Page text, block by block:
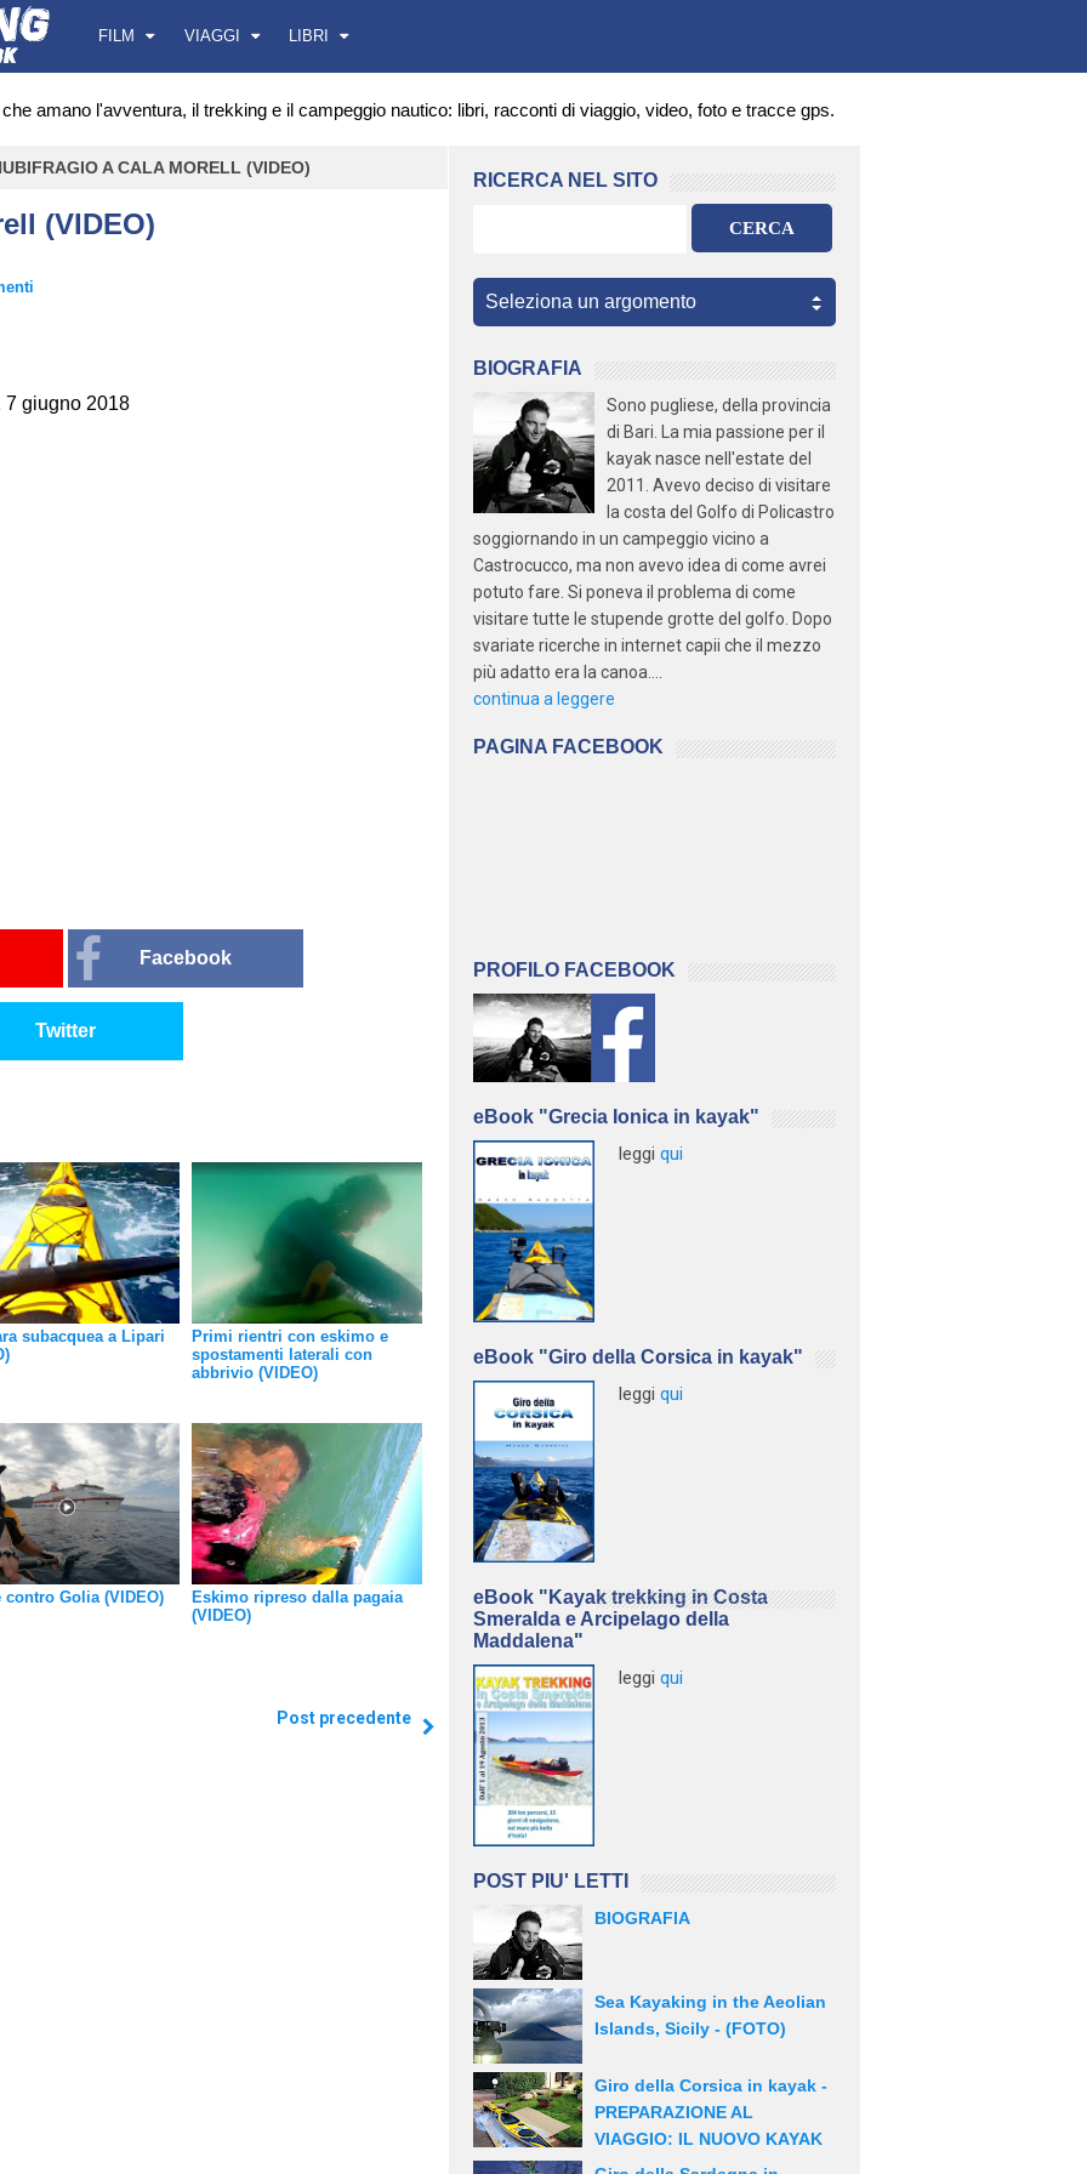
FILM VIAGGI LIBRI
amano l'avventura, il trekking e il campeggio nautico: libri, racconti di viaggio, video, foto e tracce gps.
A CALA MORELL (VIDEO)
(VIDEO)
7 giugno 2018
Facebook
Twitter
subacquea a Lipari
Primi rientri con eskimo e
spostamenti laterali con
abbrivio (VIDEO)
contro Golia (VIDEO)
Eskimo ripreso dalla pagaia
(VIDEO)
Post precedente
RICERCA NEL SITO
CERCA
BIOGRAFIA
Sono pugliese, della provincia
di Bari. La mia passione per il
kayak nasce nell'estate del
2011. Avevo deciso di visitare
la costa del Golfo di Policastro
soggiornando in un campeggio vicino a
Castrocucco, ma non avevo idea di come avrei
potuto fare. Si poneva il problema di come
visitare tutte le stupende grotte del golfo. Dopo
svariate ricerche in internet capii che il mezzo
più adatto era la canoa....
continua a leggere
PAGINA FACEBOOK
PROFILO FACEBOOK
eBook "Grecia Ionica in kayak"
leggi qui
eBook "Giro della Corsica in kayak"
leggi qui
eBook "Kayak trekking in Costa
Smeralda e Arcipelago della
Maddalena"
leggi qui
POST PIU' LETTI
BIOGRAFIA
Sea Kayaking in the Aeolian
Islands, Sicily - (FOTO)
Giro della Corsica in kayak -
PREPARAZIONE AL
VIAGGIO: IL NUOVO KAYAK